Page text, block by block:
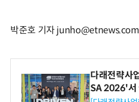
박준호 기자 junho@etnews.com
다래전략사
SA 2026'서